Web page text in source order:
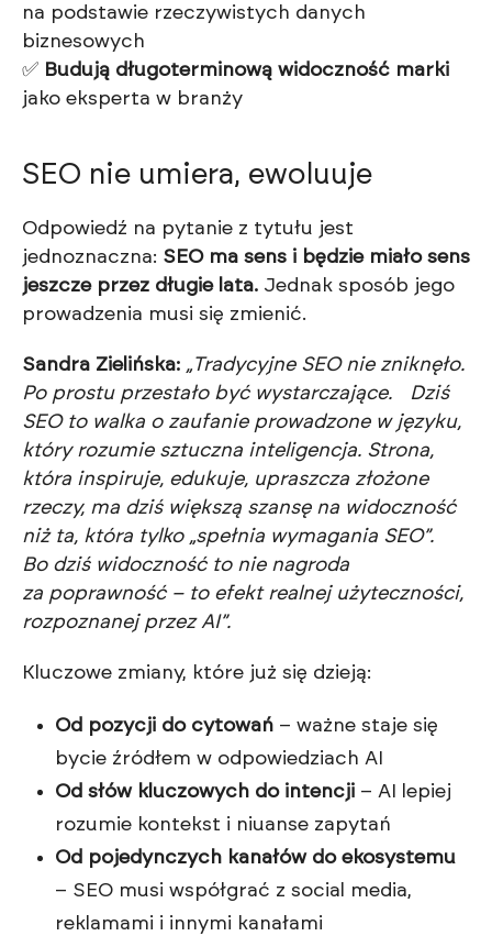
na podstawie rzeczywistych danych
biznesowych
✅ Budują długoterminową widoczność marki
jako eksperta w branży
SEO nie umiera, ewoluuje
Odpowiedź na pytanie z tytułu jest
jednoznaczna: SEO ma sens i będzie miało sens
jeszcze przez długie lata. Jednak sposób jego
prowadzenia musi się zmienić.
Sandra Zielińska: „Tradycyjne SEO nie zniknęło.
Po prostu przestało być wystarczające. Dziś
SEO to walka o zaufanie prowadzone w języku,
który rozumie sztuczna inteligencja. Strona,
która inspiruje, edukuje, upraszcza złożone
rzeczy, ma dziś większą szansę na widoczność
niż ta, która tylko „spełnia wymagania SEO”.
Bo dziś widoczność to nie nagroda
za poprawność – to efekt realnej użyteczności,
rozpoznanej przez AI”.
Kluczowe zmiany, które już się dzieją:
Od pozycji do cytowań – ważne staje się
bycie źródłem w odpowiedziach AI
Od słów kluczowych do intencji – AI lepiej
rozumie kontekst i niuanse zapytań
Od pojedynczych kanałów do ekosystemu
– SEO musi współgrać z social media,
reklamami i innymi kanałami